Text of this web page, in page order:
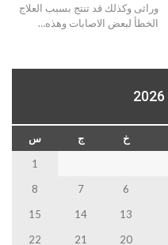
وراثى وكذلك قد تنتج بسبب العلاج
الخطأ لبعض الاصابات وهذه…
خ ج
س
1
6
7
8
13
14
15
20
21
22